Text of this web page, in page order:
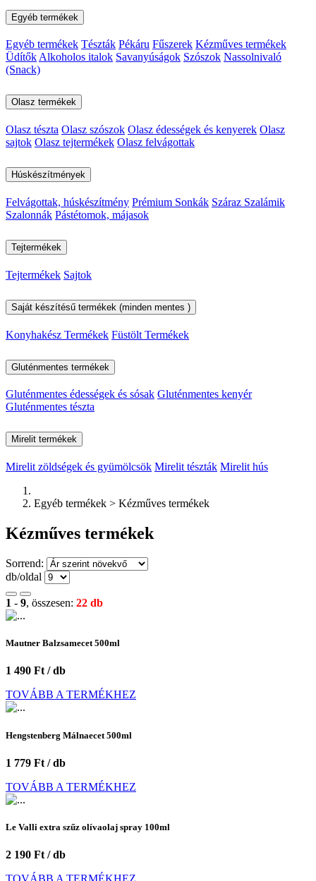
Egyéb termékek
Egyéb termékek Tészták Pékáru Fűszerek Kézműves termékek
ÜdítőkAlkoholos italok Savanyúságok Szószok Nassolnivaló
(Snack)
Olasz termékek
Olasz tészta Olasz szószok Olasz édességek és kenyerek Olasz
sajtok Olasz tejtermékek Olasz felvágottak
Húskészítmények
Felvágottak, húskészítmény Prémium Sonkák Száraz Szalámik
Szalonnák Pástétomok, májasok
Tejtermékek
Tejtermékek Sajtok
Saját készítésű termékek (minden mentes )
Konyhakész Termékek Füstölt Termékek
Gluténmentes termékek
Gluténmentes édességek és sósak Gluténmentes kenyér
Gluténmentes tészta
Mirelit termékek
Mirelit zöldségek és gyümölcsök Mirelit tészták Mirelit hús
Egyéb termékek > Kézműves termékek
Kézműves termékek
Sorrend:
db/oldal
1 - 9, összesen: 22 db
Mautner Balzsamecet 500ml
1 490 Ft / db
TOVÁBB A TERMÉKHEZ
Hengstenberg Málnaecet 500ml
1 779 Ft / db
TOVÁBB A TERMÉKHEZ
Le Valli extra szűz olívaolaj spray 100ml
2 190 Ft / db